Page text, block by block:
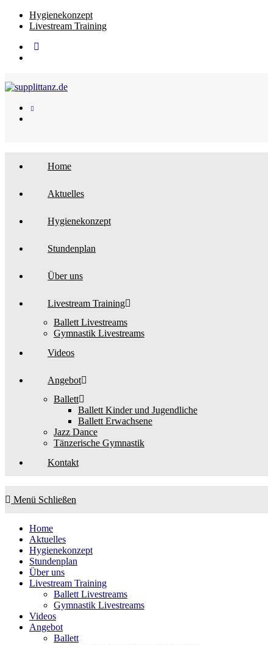
Zum
Inhalt
Hygienekonzept
Livestream Training
Home
Aktuelles
Hygienekonzept
Stundenplan
Über uns
Livestream Training
Ballett Livestreams
Gymnastik Livestreams
Videos
Angebot
Ballett
Ballett Kinder und Jugendliche
Ballett Erwachsene
Jazz Dance
Tänzerische Gymnastik
Kontakt
Menü Schließen
Home
Aktuelles
Hygienekonzept
Stundenplan
Über uns
Livestream Training
Ballett Livestreams
Gymnastik Livestreams
Videos
Angebot
Ballett